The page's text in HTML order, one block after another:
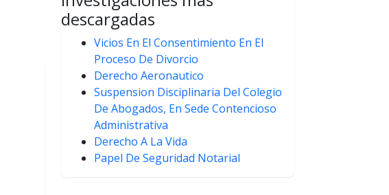
descargadas
Vicios En El Consentimiento En El
Proceso De Divorcio
Derecho Aeronautico
Suspension Disciplinaria Del Colegio
De Abogados, En Sede Contencioso
Administrativa
Derecho A La Vida
Papel De Seguridad Notarial